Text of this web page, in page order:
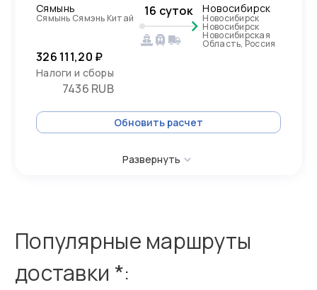
Сямынь
Сямынь Сямэнь Китай 16 суток Новосибирск
Новосибирск
Новосибирск
Новосибирская
Область, Россия
326 111,20 ₽
Налоги и сборы
7436 RUB
Обновить расчет
Развернуть
Популярные маршруты
доставки *: